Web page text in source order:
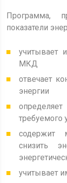
Программа,
показатели
учитывает
МКД
отвечает
энергии
требуемого
содержит
снизить
учитывает